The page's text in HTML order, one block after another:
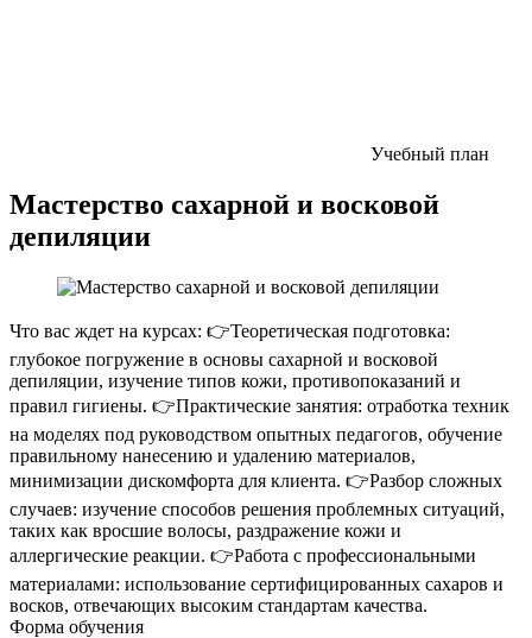
Учебный план
Мастерство сахарной и восковой
депиляции
Что вас ждет на курсах: 👉Теоретическая подготовка:
глубокое погружение в основы сахарной и восковой
депиляции, изучение типов кожи, противопоказаний и
правил гигиены. 👉Практические занятия: отработка техник
на моделях под руководством опытных педагогов, обучение
правильному нанесению и удалению материалов,
минимизации дискомфорта для клиента. 👉Разбор сложных
случаев: изучение способов решения проблемных ситуаций,
таких как вросшие волосы, раздражение кожи и
аллергические реакции. 👉Работа с профессиональными
материалами: использование сертифицированных сахаров и
восков, отвечающих высоким стандартам качества.
Форма обучения